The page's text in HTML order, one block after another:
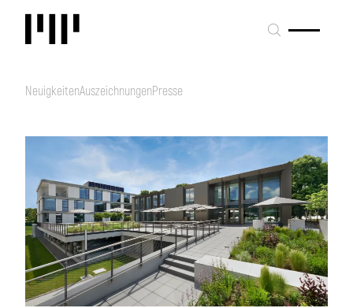
NeuigkeitenAuszeichnungenPresse